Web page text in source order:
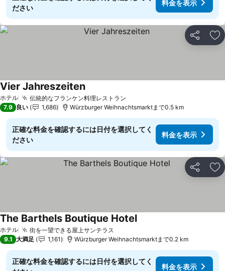
ださい
料金を表示
シェア お
ホテル 伝統的なフランケン料理レストラン
Vier Jahreszeiten
7.9 良い 1,686 Würzburger Weihnachtsmarktまで0.5 km
正確な料金を確認するには日付を選択してく
ださい
料金を表示
シェア お
ホテル 街を一望できる屋上サンテラス
The Barthels Boutique Hotel
9.1 大満足 1,161 Würzburger Weihnachtsmarktまで0.2 km
正確な料金を確認するには日付を選択してく
料金を表示